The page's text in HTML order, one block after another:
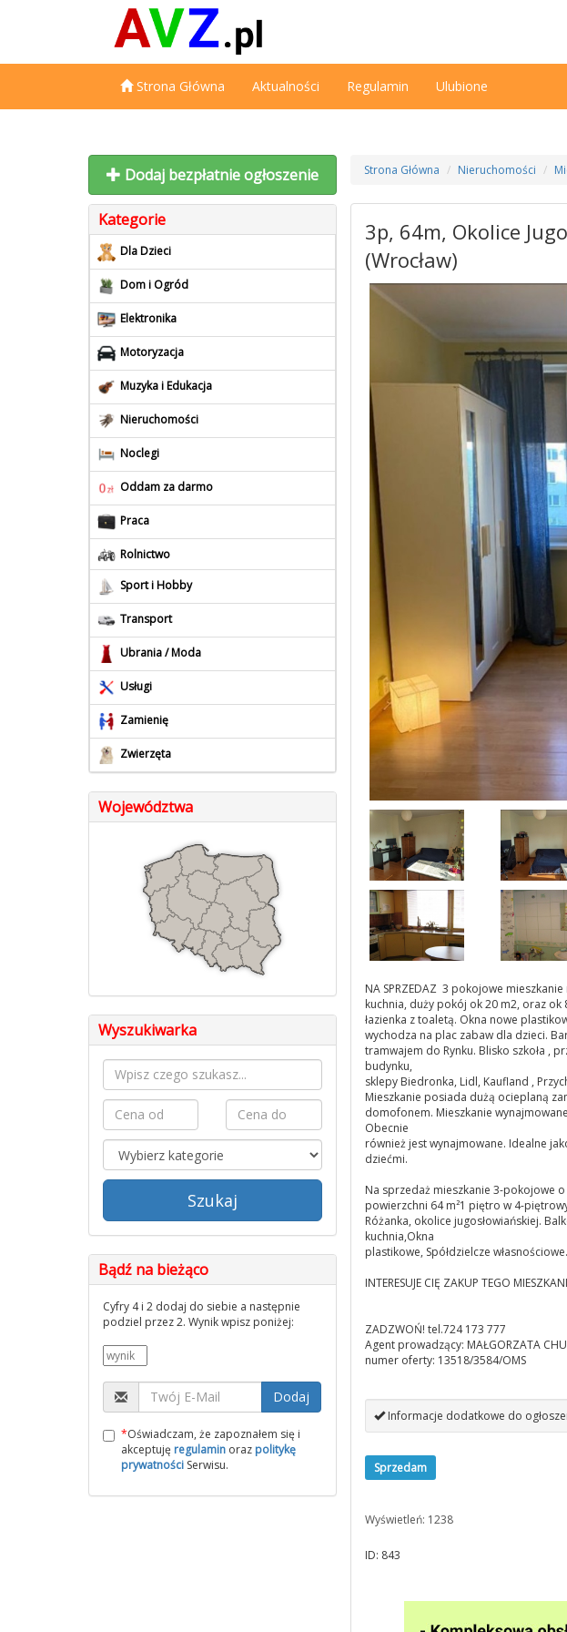
Strona Główna Aktualności Regulamin Ulubione
Dodaj bezpłatnie ogłoszenie
Kategorie
Dla Dzieci
Dom i Ogród
Elektronika
Motoryzacja
Muzyka i Edukacja
Nieruchomości
Noclegi
Oddam za darmo
Praca
Rolnictwo
Sport i Hobby
Transport
Ubrania / Moda
Usługi
Zamienię
Zwierzęta
Województwa
Wyszukiwarka
Szukaj
Bądź na bieżąco
Cyfry 4 i 2 dodaj do siebie a następnie
podziel przez 2. Wynik wpisz poniżej:
Dodaj
*Oświadczam, że zapoznałem się i
akceptuję regulamin oraz politykę
prywatności Serwisu.
Strona Główna Nieruchomości
3p, 64m, Okolice
(Wrocław)
NA SPRZEDAZ 3 pokojowe
kuchnia, duży pokój ok 20 m2, oraz
łazienka z toaletą. Okna nowe
wychodza na plac zabaw dla dzieci.
tramwajem do Rynku. Blisko szkoła ,
budynku,
sklepy Biedronka, Lidl, Kaufland ,
Mieszkanie posiada dużą ocieplaną
domofonem. Mieszkanie
Obecnie
również jest wynajmowane. Idealne
dziećmi.
Na sprzedaż mieszkanie 3-pokojowe o
powierzchni 64 m²1 piętro w 4-
Różanka, okolice jugosłowiańskiej.
kuchnia,Okna
plastikowe, Spółdzielcze własnościowe.
INTERESUJE CIĘ ZAKUP TEGO
ZADZWOŃ! tel.724 173 777
Agent prowadzący: MAŁGORZATA
numer oferty: 13518/3584/OMS
Informacje dodatkowe do
Sprzedam
Wyświetleń: 1238
ID: 843